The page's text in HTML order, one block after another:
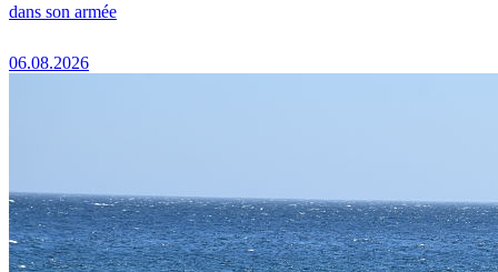
dans son armée
06.08.2026